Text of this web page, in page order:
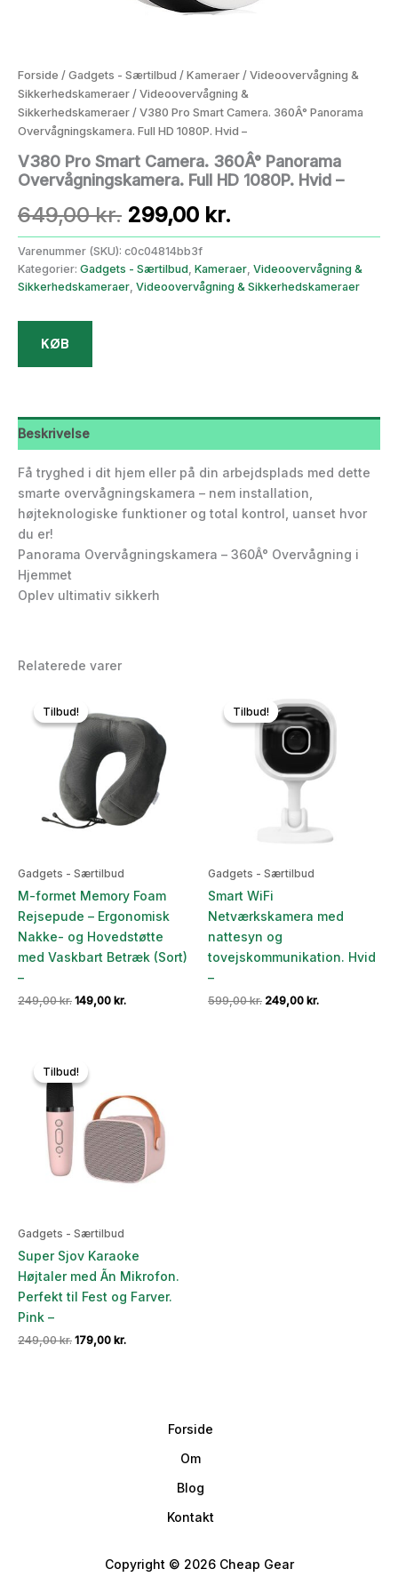
Forside / Gadgets - Særtilbud / Kameraer / Videoovervågning &
Sikkerhedskameraer / Videoovervågning &
Sikkerhedskameraer / V380 Pro Smart Camera. 360Â° Panorama
Overvågningskamera. Full HD 1080P. Hvid –
V380 Pro Smart Camera. 360Â° Panorama
Overvågningskamera. Full HD 1080P. Hvid –
649,00kr. Den
oprindelige
pris
299,00 kr.
pris
Varenummer (SKU): c0c04814bb3f
Kategorier: Gadgets - Særtilbud Kameraer Videoovervågning &
Sikkerhedskameraer Videoovervågning & Sikkerhedskameraer
KØB
Beskrivelse
Få tryghed i dit hjem eller på din arbejdsplads med dette
smarte overvågningskamera – nem installation,
højteknologiske funktioner og total kontrol, uanset hvor
du er!
Panorama Overvågningskamera – 360Â° Overvågning i
Hjemmet
Oplev ultimativ sikkerh
Relaterede varer
Tilbud!
Tilbud!
Gadgets - Særtilbud
M-formet Memory Foam
Rejsepude – Ergonomisk
Nakke- og Hovedstøtte
med Vaskbart Betræk (Sort)
–
249,00kr. Den
149,00 kr.
Tilbud!
Tilbud!
Gadgets - Særtilbud
Smart WiFi
Netværkskamera med
nattesyn og
tovejskommunikation. Hvid
–
599,00kr. Den
249,00 kr.
Tilbud!
Tilbud!
Gadgets - Særtilbud
Super Sjov Karaoke
Højtaler med Ãn Mikrofon.
Perfekt til Fest og Farver.
Pink –
249,00kr. Den
179,00 kr.Den
Forside
Om
Blog
Kontakt
Copyright © 2026 Cheap Gear